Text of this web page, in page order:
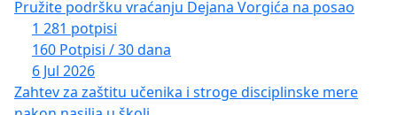
Pružite podršku vraćanju Dejana Vorgića na posao
1 281 potpisi
160 Potpisi / 30 dana
6 Jul 2026
Zahtev za zaštitu učenika i stroge disciplinske mere